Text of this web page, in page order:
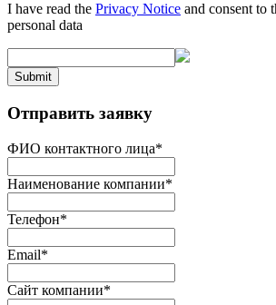
I have read the Privacy Notice and consent to
personal data
Submit
Отправить заявку
ФИО контактного лица*
Наименование компании*
Телефон*
Email*
Сайт компании*